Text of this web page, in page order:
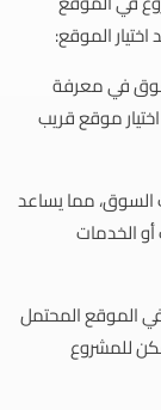
الموقع:
في معرفة
موقع قريب
السوق، مما يساعد
الخدمات
الموقع المحتمل
للمشروع